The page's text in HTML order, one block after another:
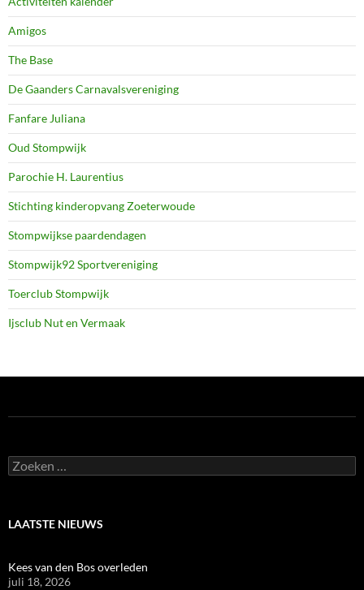
Amigos
The Base
De Gaanders Carnavalsvereniging
Fanfare Juliana
Oud Stompwijk
Parochie H. Laurentius
Stichting kinderopvang Zoeterwoude
Stompwijkse paardendagen
Stompwijk92 Sportvereniging
Toerclub Stompwijk
Ijsclub Nut en Vermaak
Zoeken
naar:
LAATSTE NIEUWS
Kees van den Bos overleden
juli 18, 2026